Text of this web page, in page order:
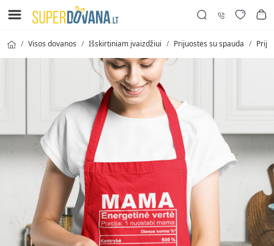
Visos dovanos Išskirtiniam įvaizdžiui Prijuostės su spauda